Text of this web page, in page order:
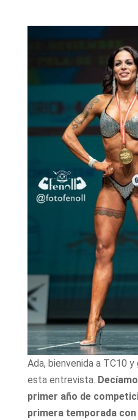
Ada, bienvenida a TC10
esta entrevista.
primer año de
primera temporada